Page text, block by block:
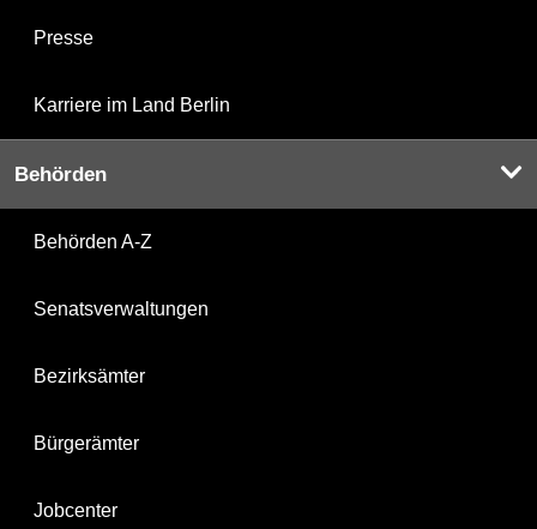
Presse
Karriere im Land Berlin
Behörden
Behörden A-Z
Senatsverwaltungen
Bezirksämter
Bürgerämter
Jobcenter